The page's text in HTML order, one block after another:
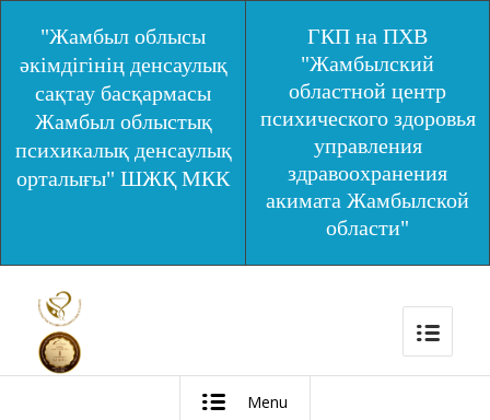
"Жамбыл облысы
әкімдігінің денсаулық
сақтау басқармасы
Жамбыл облыстық
психикалық денсаулық
орталығы" ШЖҚ МКК
ГКП на ПХВ
"Жамбылский
областной центр
психического здоровья
управления
здравоохранения
акимата Жамбылской
области"
Menu